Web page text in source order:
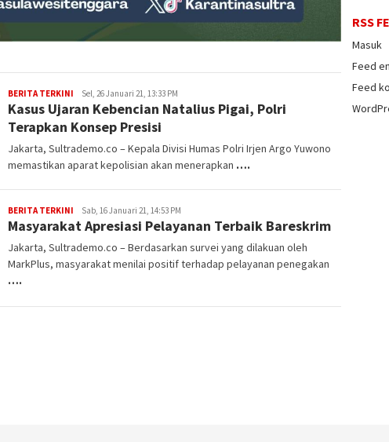
BERITA TERKINI Admin
Sel, 26 Januari 21, 13:33 PM
Kasus Ujaran Kebencian Natalius Pigai, Polri
Terapkan Konsep Presisi
Jakarta, Sultrademo.co – Kepala Divisi Humas Polri Irjen Argo Yuwono
memastikan aparat kepolisian akan menerapkan ….
BERITA TERKINI admin
sultrademo
Sab, 16 Januari 21, 14:53 PM
Masyarakat Apresiasi Pelayanan Terbaik Bareskrim
Jakarta, Sultrademo.co – Berdasarkan survei yang dilakuan oleh
MarkPlus, masyarakat menilai positif terhadap pelayanan penegakan
….
RSS
Masuk
Feed
Feed